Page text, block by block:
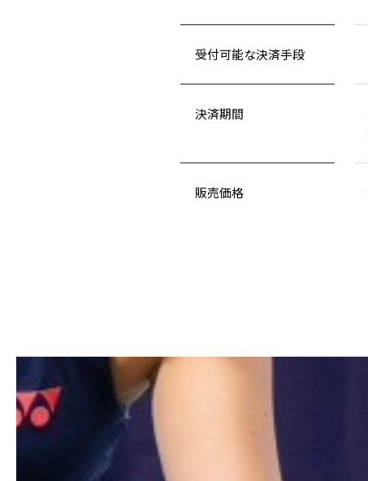
受付可能な決済手段
決済期間
販売価格